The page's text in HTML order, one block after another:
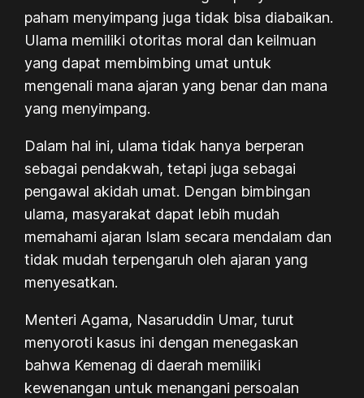
paham menyimpang juga tidak bisa diabaikan.
Ulama memiliki otoritas moral dan keilmuan
yang dapat membimbing umat untuk
mengenali mana ajaran yang benar dan mana
yang menyimpang.
Dalam hal ini, ulama tidak hanya berperan
sebagai pendakwah, tetapi juga sebagai
pengawal akidah umat. Dengan bimbingan
ulama, masyarakat dapat lebih mudah
memahami ajaran Islam secara mendalam dan
tidak mudah terpengaruh oleh ajaran yang
menyesatkan.
Menteri Agama, Nasaruddin Umar, turut
menyoroti kasus ini dengan menegaskan
bahwa Kemenag di daerah memiliki
kewenangan untuk menangani persoalan